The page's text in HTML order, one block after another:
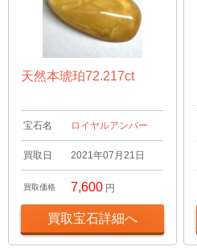
天然本琥珀72.217ct
宝石名 ロイヤルアンバー
買取日 2021年07月21日
買取価格 7,600 円
買取宝石詳細へ